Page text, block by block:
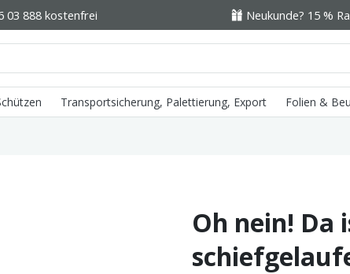
03 888 kostenfrei Neukunde? 15 %
Transportsicherung, Palettierung, Export Folien &
Oh nein! Da